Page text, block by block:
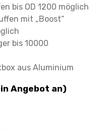
bis OD 1200 möglich
mit „Boost“
bis 10000
aus Aluminium
Angebot an)